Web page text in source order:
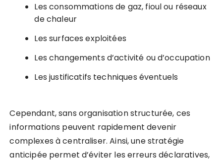
Les consommations de gaz, fioul ou réseaux
de chaleur
Les surfaces exploitées
Les changements d’activité ou d’occupation
Les justificatifs techniques éventuels
Cependant, sans organisation structurée, ces
informations peuvent rapidement devenir
complexes à centraliser. Ainsi, une stratégie
anticipée permet d’éviter les erreurs déclaratives,